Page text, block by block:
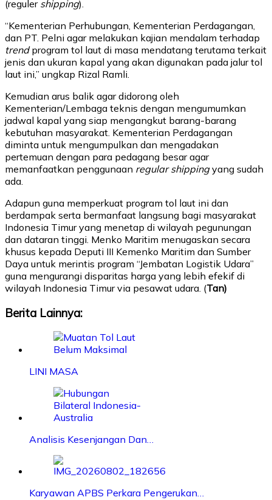
(reguler shipping).
“Kementerian Perhubungan, Kementerian Perdagangan,
dan PT. Pelni agar melakukan kajian mendalam terhadap
trendprogram tol laut di masa mendatang terutama terkait
jenis dan ukuran kapal yang akan digunakan pada jalur tol
laut ini,” ungkap Rizal Ramli.
Kemudian arus balik agar didorong oleh
Kementerian/Lembaga teknis dengan mengumumkan
jadwal kapal yang siap mengangkut barang-barang
kebutuhan masyarakat. Kementerian Perdagangan
diminta untuk mengumpulkan dan mengadakan
pertemuan dengan para pedagang besar agar
memanfaatkan penggunaan regular shippingyang sudah
ada.
Adapun guna memperkuat program tol laut ini dan
berdampak serta bermanfaat langsung bagi masyarakat
Indonesia Timur yang menetap di wilayah pegunungan
dan dataran tinggi. Menko Maritim menugaskan secara
khusus kepada Deputi III Kemenko Maritim dan Sumber
Daya untuk merintis program “Jembatan Logistik Udara”
guna mengurangi disparitas harga yang lebih efekif di
wilayah Indonesia Timur via pesawat udara. (Tan)
Berita Lainnya:
LINI MASA
Analisis Kesenjangan Dan…
Karyawan APBS Perkara Pengerukan…